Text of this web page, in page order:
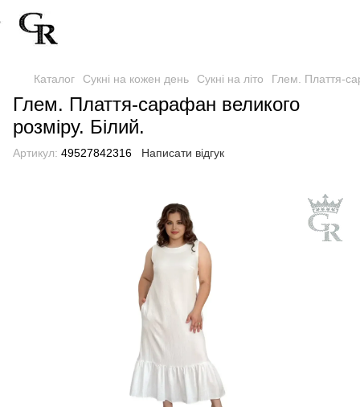
Каталог Сукні на кожен день Сукні на літо Глем. Плаття-
Глем. Плаття-сарафан великого
розміру. Білий.
Артикул: 49527842316 Написати відгук